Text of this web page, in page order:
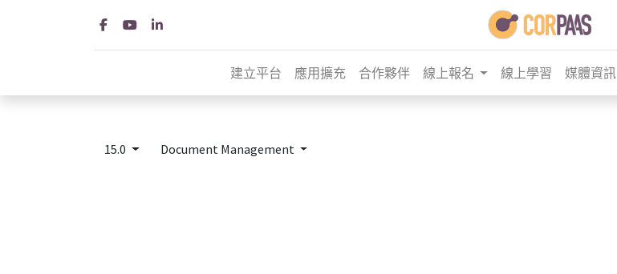
建立平台 應用擴充 合作夥伴 線上報名 線上學習 媒體資訊
15.0 Document Management